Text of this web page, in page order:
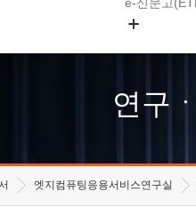
고객의소리
수의계약 현황
연구
엣지컴퓨팅응용서비스연구실